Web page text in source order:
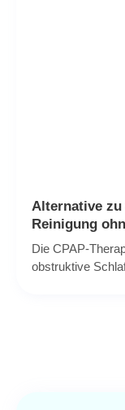
Alternative zu
Reinigung
Die CPAP-
obstruktive